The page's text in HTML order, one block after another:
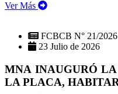
Ver Más
FCBCB N° 21/2026
23 Julio de 2026
MNA INAUGURÓ
LA PLACA,